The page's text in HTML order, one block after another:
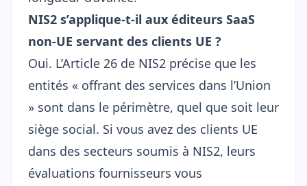
NIS2 s’applique-t-il aux éditeurs SaaS
non-UE servant des clients UE ?
Oui. L’Article 26 de NIS2 précise que les
entités « offrant des services dans l’Union
» sont dans le périmètre, quel que soit leur
siège social. Si vous avez des clients UE
dans des secteurs soumis à NIS2, leurs
évaluations fournisseurs vous